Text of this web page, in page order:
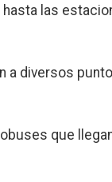
las
a diversos
que